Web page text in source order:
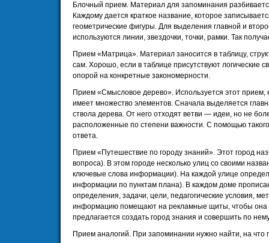
Блочный прием. Материал для запоминания
Каждому дается краткое название, которое
геометрические фигуры. Для выделения главной и
используются линии, звездочки, точки, рамки. Так
Прием «Матрица». Материал заносится в таблицу,
сам. Хорошо, если в таблице присутствуют логические
опорой на конкретные закономерности.
Прием «Смысловое дерево». Используется этот
имеет множество элементов. Сначала выделяется
ствола дерева. От него отходят ветви — идеи, но не
расположенные по степени важности. С помощью
ответа.
Прием «Путешествие по городу знаний». Этот город
вопроса). В этом городе несколько улиц со своими
ключевые слова информации). На каждой улице
информации по пунктам плана). В каждом доме
определения, задачи, цели, педагогические условия,
информацию помещают на рекламные щиты, чтобы она
предлагается создать город знания и совершить по
Прием аналогий. При запоминании нужно найти, на